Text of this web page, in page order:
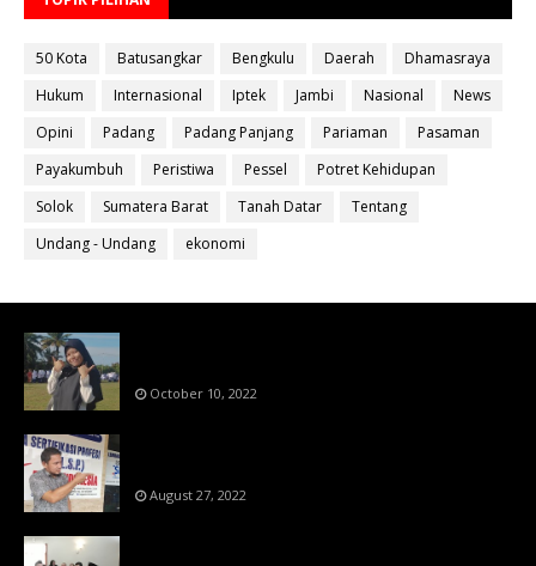
50 Kota Batusangkar Bengkulu Daerah
Dhamasraya
Hukum
Internasional Iptek Jambi Nasional
News
Opini
Padang Padang Panjang Pariaman
Pasaman
Payakumbuh
Peristiwa Pessel
Potret Kehidupan
Solok
Sumatera Barat Tanah Datar
Tentang
Undang - Undang
ekonomi
October 10, 2022
August 27, 2022